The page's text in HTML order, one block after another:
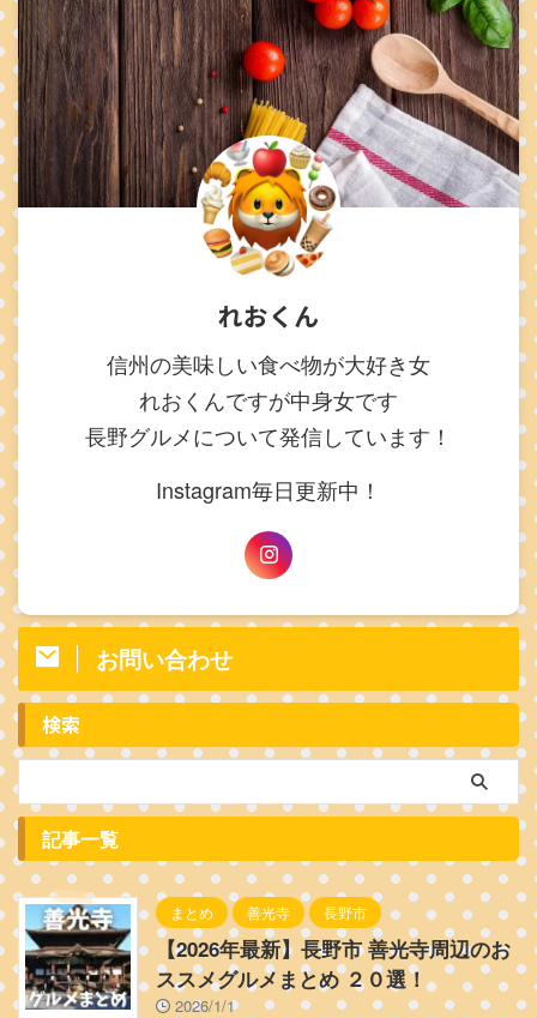
れおくん
信州の美味しい食べ物が大好き女
れおくんですが中身女です
長野グルメについて発信しています！
Instagram毎日更新中！
お問い合わせ
検索
記事一覧
まとめ 善光寺 長野市
【2026年最新】長野市 善光寺周辺のお
ススメグルメまとめ ２０選！
2026/1/1